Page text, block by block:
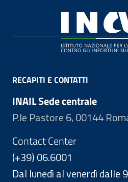
RECAPITI E CONTATTI
INAIL Sede centrale
P.le Pastore 6, 00144
Contact Center
(+39) 06.6001
Dal lunedì al venerdì dalle